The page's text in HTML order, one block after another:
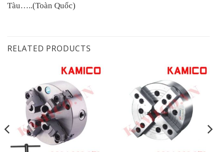
Tàu…..(Toàn Quốc)
RELATED PRODUCTS